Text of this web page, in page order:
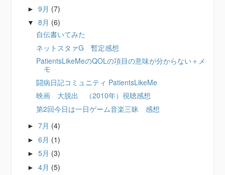
►9月 (7)
▼8月 (6)
自伝書いてみた
ネットスタァG 暫定感想
PatientsLikeMeのQOLの項目の意味が分からない＋メ
モ
闘病日記コミュニティ PatientsLikeMe
映画 大脱出 （2010年）視聴感想
第2回今日は一日ゲーム音楽三昧 感想
►7月 (4)
►6月 (1)
►5月 (3)
►4月 (5)